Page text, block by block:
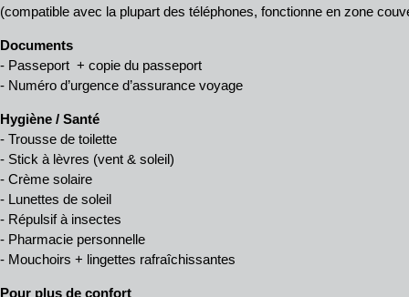
(compatible avec la plupart des téléphones, fonctionne en zone
Documents
- Passeport + copie du passeport
- Numéro d’urgence d’assurance voyage
Hygiène / Santé
- Trousse de toilette
- Stick à lèvres (vent & soleil)
- Crème solaire
- Lunettes de soleil
- Répulsif à insectes
- Pharmacie personnelle
- Mouchoirs + lingettes rafraîchissantes
Pour plus de confort